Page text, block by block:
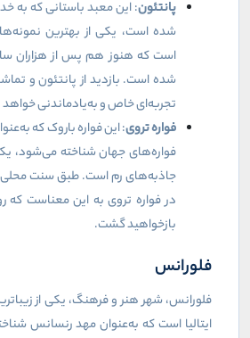
پانتئون: این معبد باستانی که به
شده است، یکی از بهترین
است که هنوز هم پس از هزاران
شده است. بازدید از پانتئون و
تجربه‌ای خاص و به‌یادماندنی خواهد
فواره تروی: این فواره باروک که
فواره‌های جهان شناخته می‌شود،
جاذبه‌های رم است. طبق سنت
در فواره تروی به این معناست که
بازخواهید گشت.
فلورانس
فلورانس، شهر هنر و فرهنگ، یکی از
ایتالیا است که به‌عنوان مهد رنسانس